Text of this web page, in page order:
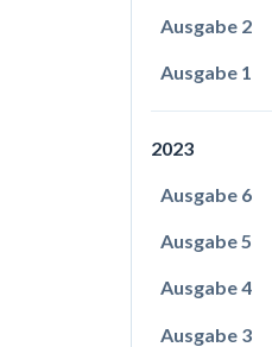
Ausgabe 2
Ausgabe 1
2023
Ausgabe 6
Ausgabe 5
Ausgabe 4
Ausgabe 3